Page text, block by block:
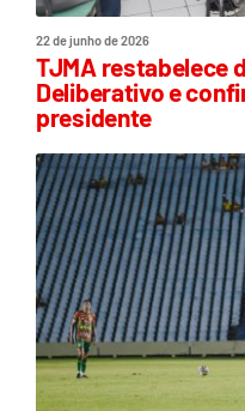
22 de junho de 2026
TJMA restabelece
Deliberativo e
presidente